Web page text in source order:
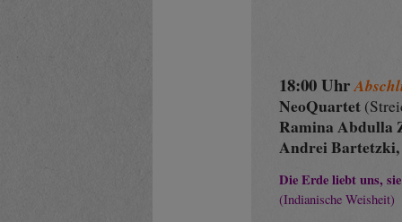
18:00 Uhr
NeoQuartet
Ramina Abdulla
Andrei
Die Erde liebt uns,
(Indianische Weisheit)